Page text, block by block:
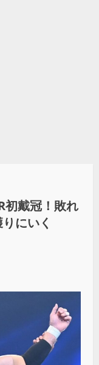
初戴冠！敗れ
にいく